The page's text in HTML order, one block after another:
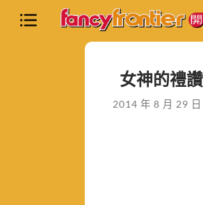
女神的禮
2014 年 8 月 29 日